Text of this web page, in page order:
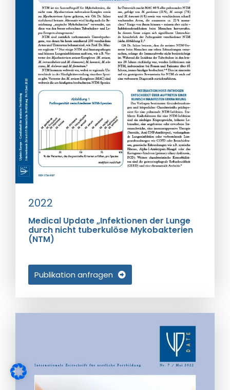
2022
Medical Update „Infektionen der Lunge
durch nicht tuberkulöse Mykobakterien
(NTM)
Publikation anfragen